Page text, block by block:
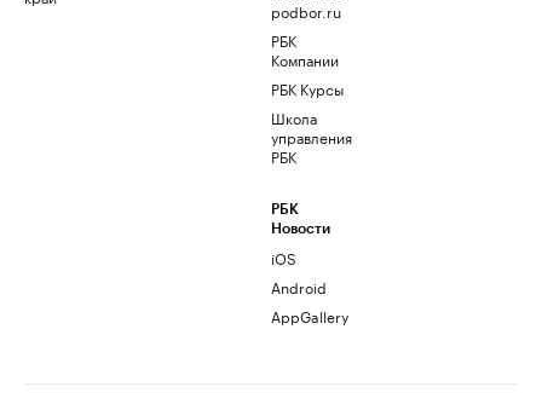
podbor.ru
РБК
Компании
РБК Курсы
Школа
управления
РБК
РБК
Новости
iOS
Android
AppGallery